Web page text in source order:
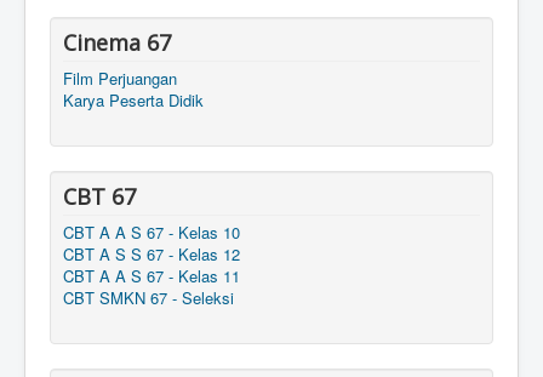
Cinema 67
Film Perjuangan
Karya Peserta Didik
CBT 67
CBT A A S 67 - Kelas 10
CBT A S S 67 - Kelas 12
CBT A A S 67 - Kelas 11
CBT SMKN 67 - Seleksi